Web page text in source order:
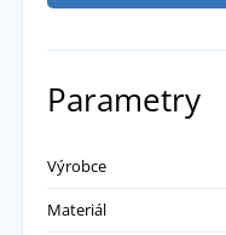
Parametry
Výrobce
Materiál